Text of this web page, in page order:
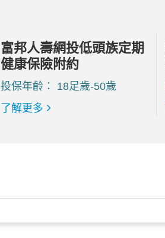
富邦人壽網投低頭族定期
健康保險附約
投保年齡： 18足歲-50歲
了解更多